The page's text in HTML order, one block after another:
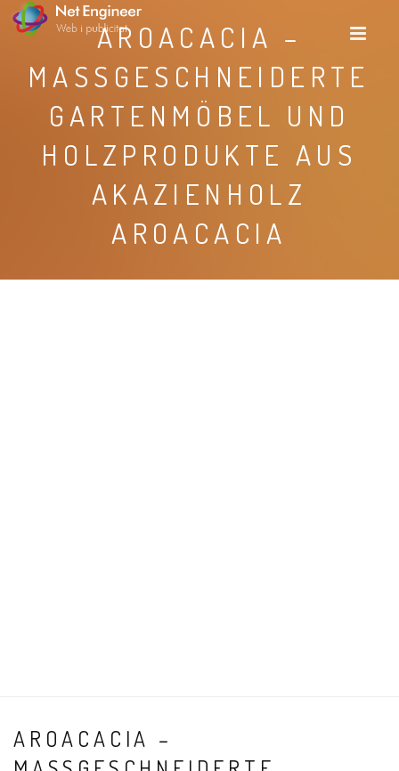
AROACACIA –
MASSGESCHNEIDERTE G
ARTENMÖBEL UND H
OLZPRODUKTE AUS A
KAZIENHOLZ
AROACACIA
AROACACIA –